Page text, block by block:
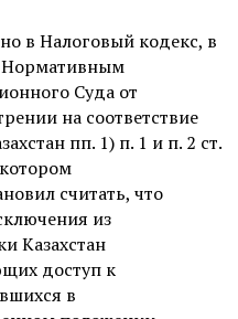
в Налоговый кодекс, в
Нормативным
Суда от
на соответствие
пп. 1) п. 1 и п. 2 ст.
считать, что
из
Казахстан
доступ к
в